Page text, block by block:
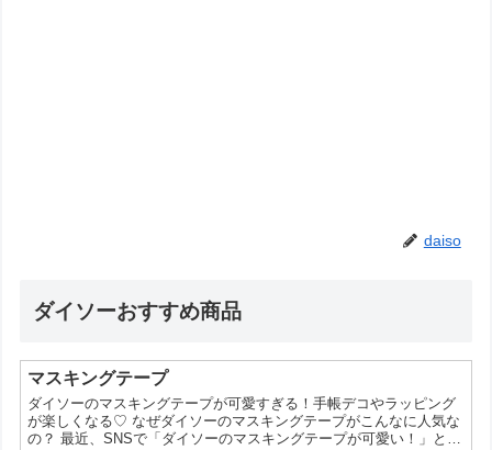
daiso
ダイソーおすすめ商品
マスキングテープ
ダイソーのマスキングテープが可愛すぎる！手帳デコやラッピング
が楽しくなる♡ なぜダイソーのマスキングテープがこんなに人気な
の？ 最近、SNSで「ダイソーのマスキングテープが可愛い！」と話